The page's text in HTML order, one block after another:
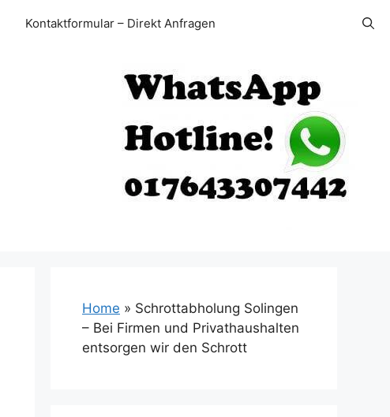
Kontaktformular – Direkt Anfragen
Home » Schrottabholung Solingen
– Bei Firmen und Privathaushalten
entsorgen wir den Schrott